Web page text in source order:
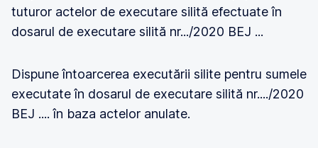
tuturor actelor de executare silită efectuate în
dosarul de executare silită nr.../2020 BEJ ...
Dispune întoarcerea executării silite pentru sumele
executate în dosarul de executare silită nr..../2020
BEJ .... în baza actelor anulate.